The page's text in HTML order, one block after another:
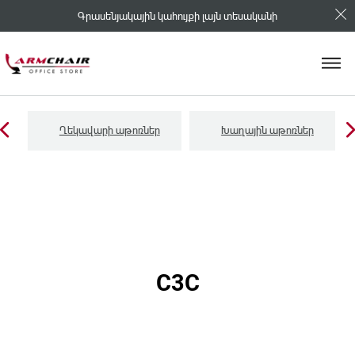
Գրասենյակային կահույքի լայն տեսականի
Ղեկավարի աթոռներ Խաղային աթոռներ
C3C